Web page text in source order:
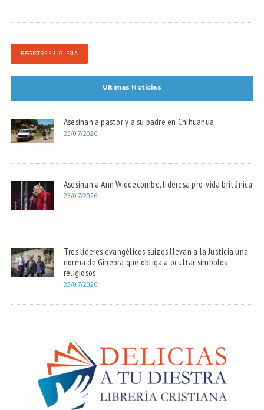
REGISTRE SU IGLESIA
Últimas Noticias
Asesinan a pastor y a su padre en Chihuahua
23/07/2026
Asesinan a Ann Widdecombe, lideresa pro-vida británica
23/07/2026
Tres líderes evangélicos suizos llevan a la Justicia una
norma de Ginebra que obliga a ocultar símbolos
religiosos
23/07/2026